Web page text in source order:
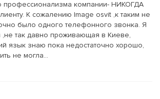
профессионализма компании- НИКОГДА
К сожалению Image osvit ,к таким не
было одного телефонного звонка. Я
,не так давно проживающая в Киеве,
язык знаю пока недостаточно хорошо,
не могла...